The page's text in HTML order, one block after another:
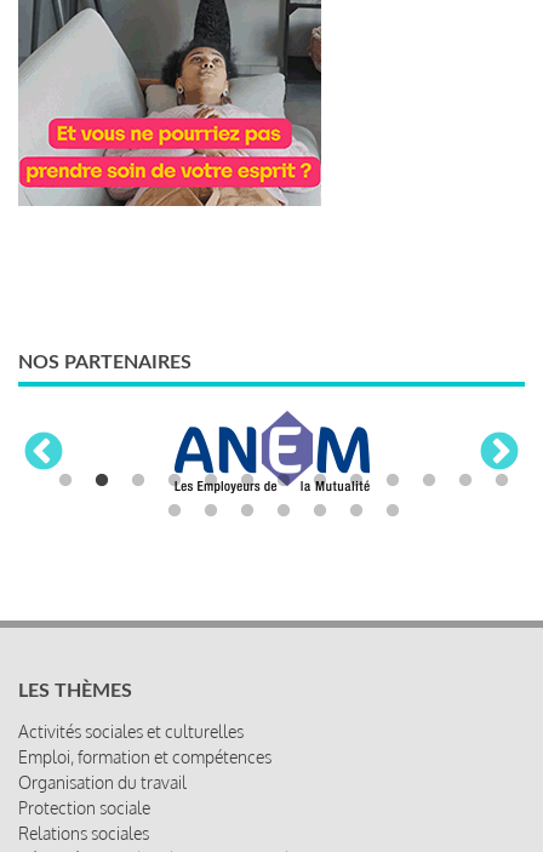
NOS PARTENAIRES
LES THÈMES
Activités sociales et culturelles
Emploi, formation et compétences
Organisation du travail
Protection sociale
Relations sociales